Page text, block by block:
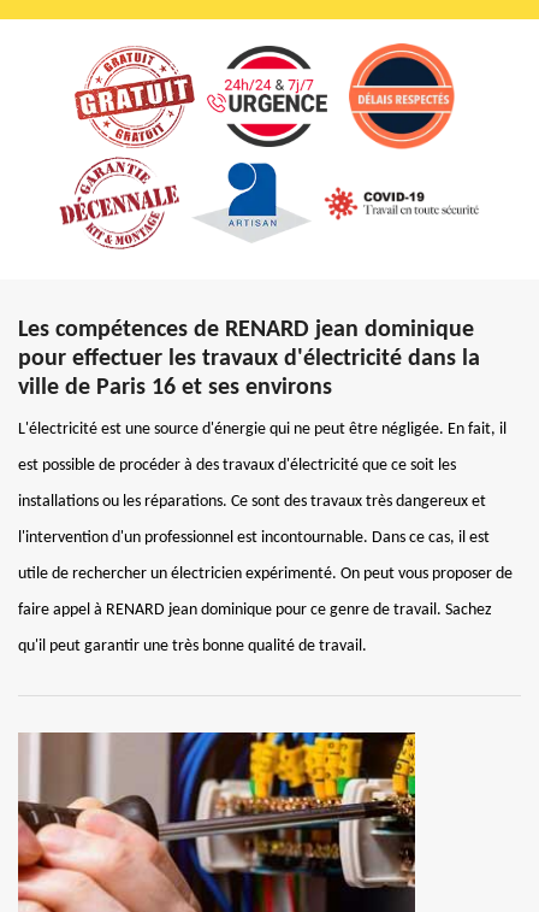
Les compétences de RENARD jean dominique
pour effectuer les travaux d'électricité dans la
ville de Paris 16 et ses environs
L'électricité est une source d'énergie qui ne peut être négligée. En fait, il
est possible de procéder à des travaux d'électricité que ce soit les
installations ou les réparations. Ce sont des travaux très dangereux et
l'intervention d'un professionnel est incontournable. Dans ce cas, il est
utile de rechercher un électricien expérimenté. On peut vous proposer de
faire appel à RENARD jean dominique pour ce genre de travail. Sachez
qu'il peut garantir une très bonne qualité de travail.